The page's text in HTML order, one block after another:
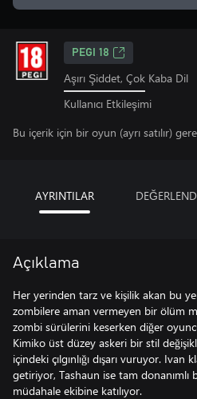
PEGI 18
Aşırı Şiddet, Çok Kaba Dil
Kullanıcı Etkileşimi
Bu içerik için bir oyun (ayrı satılır)
AYRINTILAR
Açıklama
Her yerinden tarz ve kişilik akan bu
zombilere aman vermeyen bir ölüm
zombi sürülerini keserken diğer
Kimiko üst düzey askeri bir stil
içindeki çılgınlığı dışarı vuruyor.
getiriyor, Tashaun ise tam donanımlı
müdahale ekibine katılıyor.